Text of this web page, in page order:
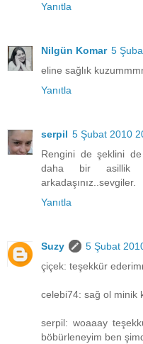
Yanıtla
Nilgün Komar 5
eline sağlık
Yanıtla
serpil 5 Şubat 2010
Rengini de şeklini
daha bir asillik
arkadaşınız..sevgiler.
Yanıtla
Suzy
5 Şubat
çiçek: teşekkür
celebi74: sağ ol minik
serpil: woaaay
böbürleneyim ben